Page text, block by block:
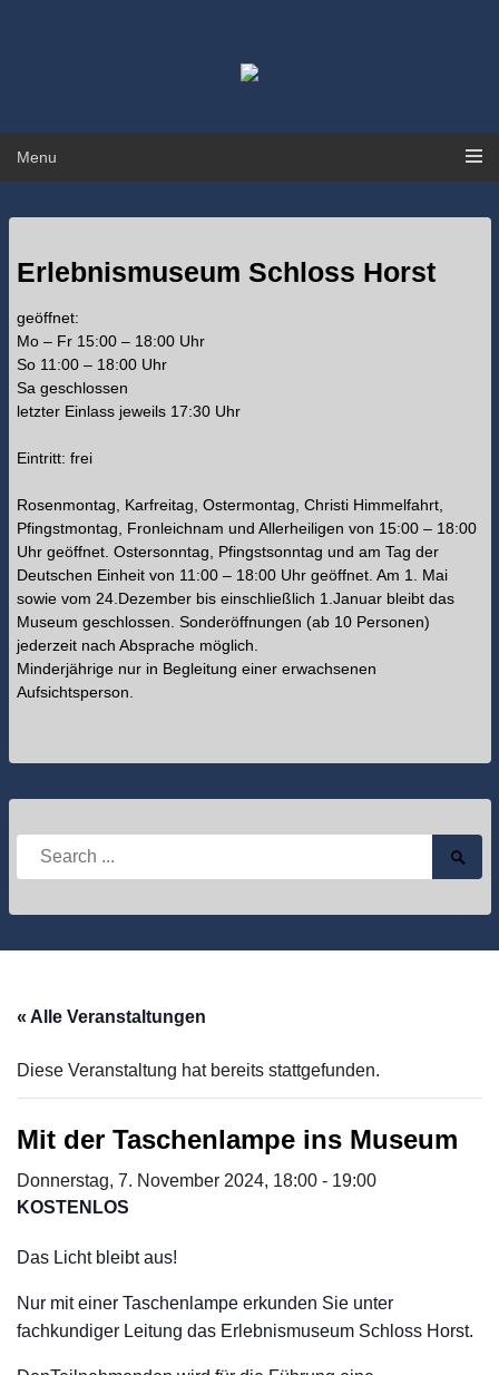
Menu
Erlebnismuseum Schloss Horst
geöffnet:
Mo – Fr 15:00 – 18:00 Uhr
So 11:00 – 18:00 Uhr
Sa geschlossen
letzter Einlass jeweils 17:30 Uhr
Eintritt: frei
Rosenmontag, Karfreitag, Ostermontag, Christi Himmelfahrt,
Pfingstmontag, Fronleichnam und Allerheiligen von 15:00 – 18:00
Uhr geöffnet. Ostersonntag, Pfingstsonntag und am Tag der
Deutschen Einheit von 11:00 – 18:00 Uhr geöffnet. Am 1. Mai
sowie vom 24.Dezember bis einschließlich 1.Januar bleibt das
Museum geschlossen. Sonderöffnungen (ab 10 Personen)
jederzeit nach Absprache möglich.
Minderjährige nur in Begleitung einer erwachsenen
Aufsichtsperson.
« Alle Veranstaltungen
Diese Veranstaltung hat bereits stattgefunden.
Mit der Taschenlampe ins Museum
Donnerstag, 7. November 2024, 18:00 - 19:00
KOSTENLOS
Das Licht bleibt aus!
Nur mit einer Taschenlampe erkunden Sie unter
fachkundiger Leitung das Erlebnismuseum Schloss Horst.